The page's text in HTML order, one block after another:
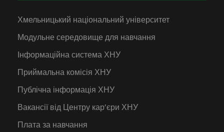
Хмельницький національний університет
Модульне середовище для навчання
Інформаційна система ХНУ
Приймальна комісія ХНУ
Публічна інформація ХНУ
Вакансії від Центру кар’єри ХНУ
Плата за навчання